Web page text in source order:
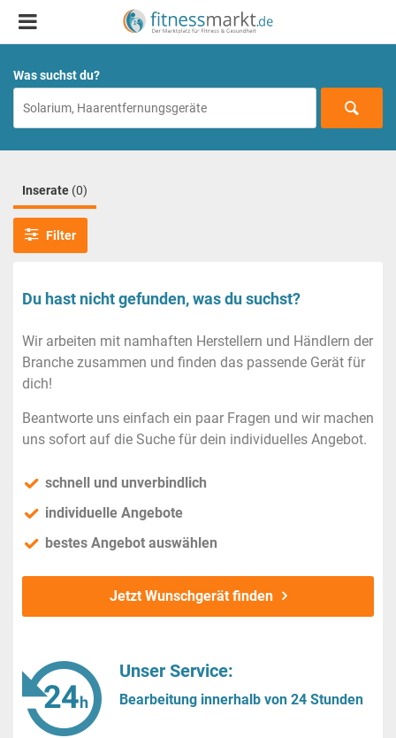
Was suchst du?
Inserate (0)
Filter
Du hast nicht gefunden, was du suchst?
Wir arbeiten mit namhaften Herstellern und Händlern der
Branche zusammen und finden das passende Gerät für
dich!
Beantworte uns einfach ein paar Fragen und wir machen
uns sofort auf die Suche für dein individuelles Angebot.
schnell und unverbindlich
individuelle Angebote
bestes Angebot auswählen
Jetzt Wunschgerät finden
Unser Service:
Bearbeitung innerhalb von 24 Stunden